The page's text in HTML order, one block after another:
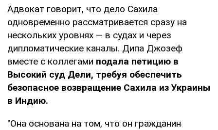
Адвокат говорит, что дело Сахила
одновременно рассматривается сразу на
нескольких уровнях — в судах и через
дипломатические каналы. Дипа Джозеф
вместе с коллегами подала петицию в
Высокий суд Дели, требуя обеспечить
безопасное возвращение Сахила из Украины
в Индию.
"Она основана на том, что он гражданин